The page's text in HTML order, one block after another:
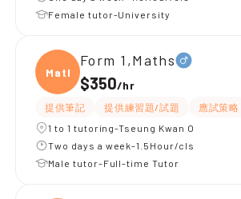
Female tutor-University
Maths
Form 1,Maths
$350/hr
提供筆記 提供練習題/試題 應試策略
1 to 1 tutoring-Tseung Kwan O
Two days a week-1.5Hour/cls
Male tutor-Full-time Tutor